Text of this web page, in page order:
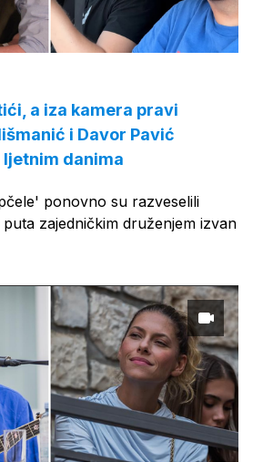
a iza kamera pravi
i Davor Pavić
ljetnim danima
ponovno su razveselili
zajedničkim druženjem izvan